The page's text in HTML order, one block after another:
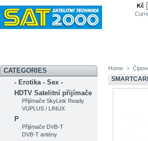
Kč
CATEGORIES
- Erotika - Sex -
HDTV Satelitní přijímače
Přijímače SkyLink Ready
VUPLUS / LINUX
P
Přijímače DVB-T
DVB-T antény
Home >